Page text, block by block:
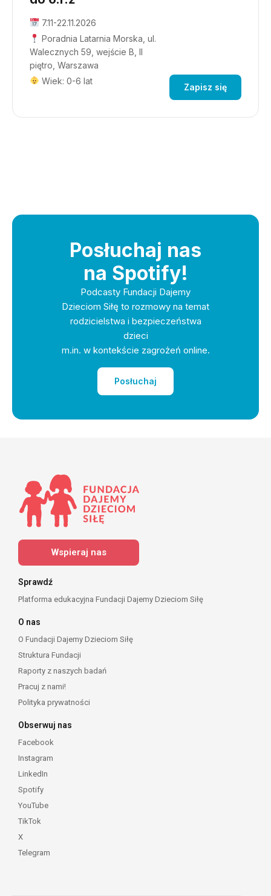
7.11-22.11.2026
Poradnia Latarnia Morska, ul.
Walecznych 59, wejście B, II
piętro, Warszawa
Wiek: 0-6 lat
Zapisz się
Posłuchaj nas
na Spotify!
Podcasty Fundacji Dajemy
Dzieciom Siłę to rozmowy na temat
rodzicielstwa i bezpieczeństwa
dzieci
m.in. w kontekście zagrożeń online.
Posłuchaj
Wspieraj nas
Sprawdź
Platforma edukacyjna Fundacji Dajemy Dzieciom Siłę
O nas
O Fundacji Dajemy Dzieciom Siłę
Struktura Fundacji
Raporty z naszych badań
Pracuj z nami!
Polityka prywatności
Obserwuj nas
Facebook
Instagram
LinkedIn
Spotify
YouTube
TikTok
X
Telegram